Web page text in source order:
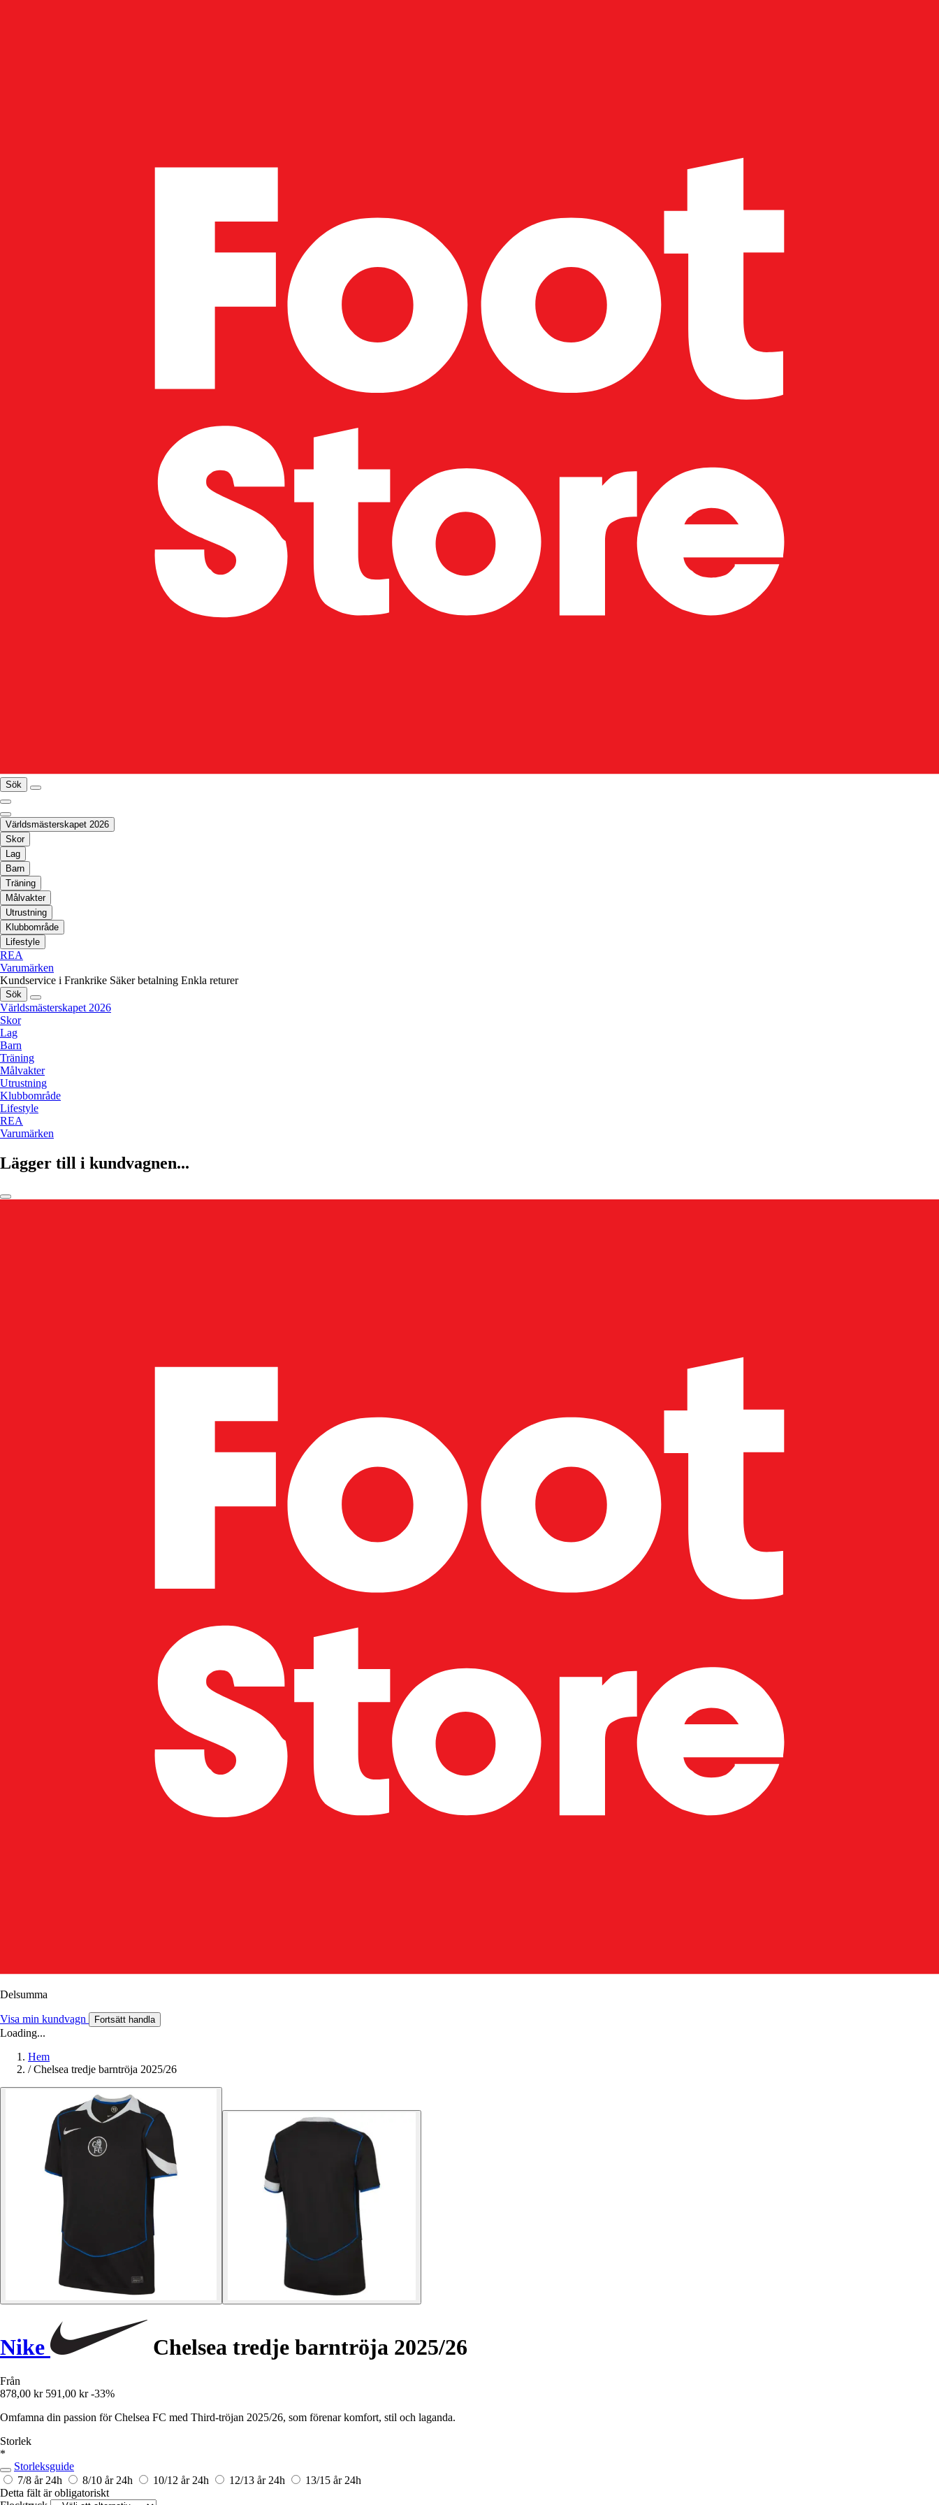
Sök
Världsmästerskapet 2026
Skor
Lag
Barn
Träning
Målvakter
Utrustning
Klubbområde
Lifestyle
REA
Varumärken
Kundservice i Frankrike Säker betalning Enkla returer
Sök
Världsmästerskapet 2026
Skor
Lag
Barn
Träning
Målvakter
Utrustning
Klubbområde
Lifestyle
REA
Varumärken
Lägger till i kundvagnen...
Delsumma
Visa min kundvagn Fortsätt handla
Loading...
Hem
/ Chelsea tredje barntröja 2025/26
Nike Chelsea tredje barntröja 2025/26
Från
878,00 kr 591,00 kr -33%
Omfamna din passion för Chelsea FC med Third-tröjan 2025/26, som förenar komfort, stil och laganda.
Storlek
*
Storleksguide
7/8 år 24h 8/10 år 24h 10/12 år 24h 12/13 år 24h 13/15 år 24h
Detta fält är obligatoriskt